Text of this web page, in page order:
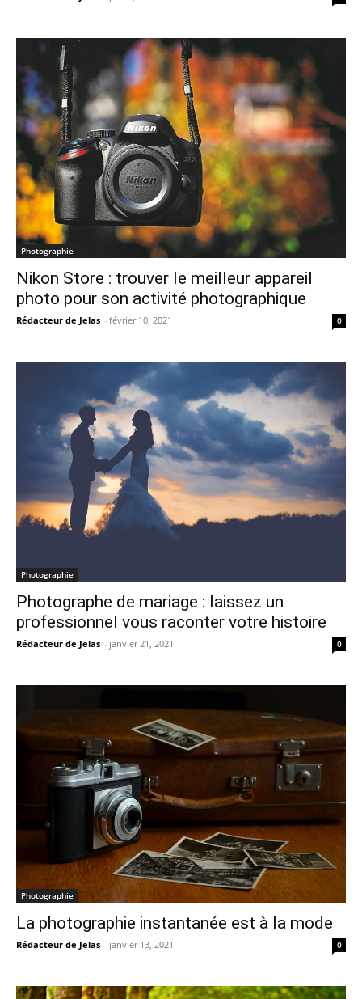
Photographie
Nikon Store : trouver le meilleur appareil
photo pour son activité photographique
Rédacteur de Jelas - février 10, 2021 0
Photographie
Photographe de mariage : laissez un
professionnel vous raconter votre histoire
Rédacteur de Jelas - janvier 21, 2021 0
Photographie
La photographie instantanée est à la mode
Rédacteur de Jelas - janvier 13, 2021 0